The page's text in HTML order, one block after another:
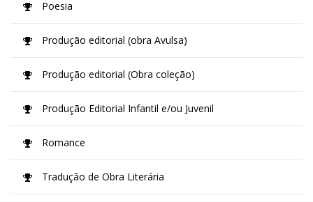
Poesia
Produção editorial (obra Avulsa)
Produção editorial (Obra coleção)
Produção Editorial Infantil e/ou Juvenil
Romance
Tradução de Obra Literária